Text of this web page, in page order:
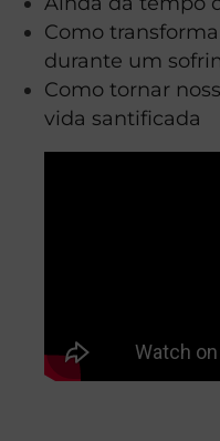
Como
durante um
Como tornar
vida santificada